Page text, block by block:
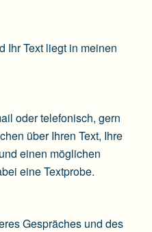
Ihr Text liegt in meinen
oder telefonisch, gern
über Ihren Text, Ihre
einen möglichen
eine Textprobe.
Gespräches und des